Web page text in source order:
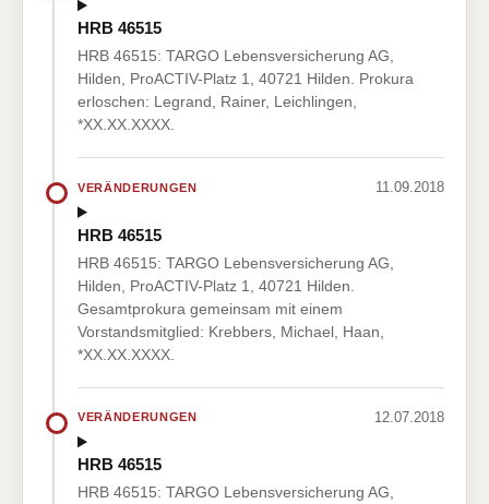
HRB 46515
HRB 46515: TARGO Lebensversicherung AG,
Hilden, ProACTIV-Platz 1, 40721 Hilden. Prokura
erloschen: Legrand, Rainer, Leichlingen,
*XX.XX.XXXX.
VERÄNDERUNGEN 11.09.2018
HRB 46515
HRB 46515: TARGO Lebensversicherung AG,
Hilden, ProACTIV-Platz 1, 40721 Hilden.
Gesamtprokura gemeinsam mit einem
Vorstandsmitglied: Krebbers, Michael, Haan,
*XX.XX.XXXX.
VERÄNDERUNGEN 12.07.2018
HRB 46515
HRB 46515: TARGO Lebensversicherung AG,